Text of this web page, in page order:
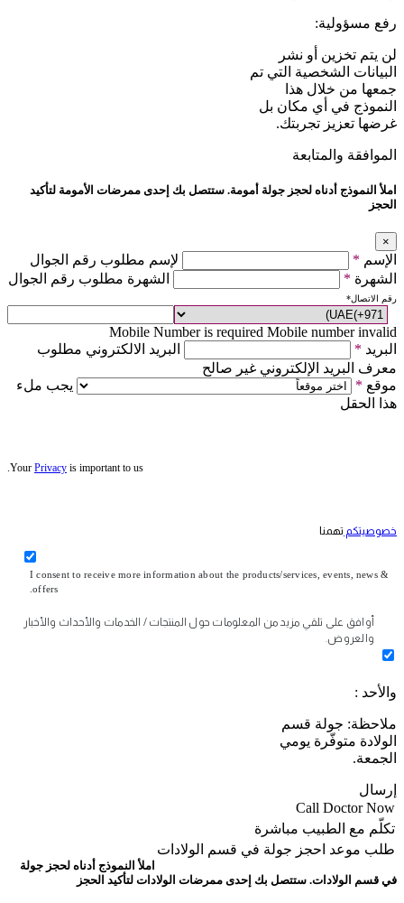
رفع مسؤولية:
لن يتم تخزين أو نشر
البيانات الشخصية التي تم
جمعها من خلال هذا
النموذج في أي مكان بل
غرضها تعزيز تجربتك.
الموافقة والمتابعة
املأ النموذج أدناه لحجز جولة أمومة. ستتصل بك إحدى ممرضات الأمومة لتأكيد
الحجز
×
الإسم *
لإسم مطلوب رقم الجوال
الشهرة * الشهرة مطلوب رقم الجوال
رقم الاتصال*
Mobile Number is required Mobile number invalid
البريد *
البريد الالكتروني مطلوب
معرف البريد الإلكتروني غير صالح
موقع *
يجب ملء
هذا الحقل
Your Privacy is important to us.
خصوصيتكم تهمنا
I consent to receive more information about the products/services, events, news &
offers.
أوافق على تلقي مزيد من المعلومات حول المنتجات / الخدمات والأحداث والأخبار
والعروض.
والأحد :
ملاحظة: جولة قسم
الولادة متوفّرة يومي
الجمعة.
إرسال
Call Doctor Now
تكلّم مع الطبيب مباشرة
طلب موعد احجز جولة في قسم الولادات
املأ النموذج أدناه لحجز جولة
في قسم الولادات. ستتصل بك إحدى ممرضات الولادات لتأكيد الحجز